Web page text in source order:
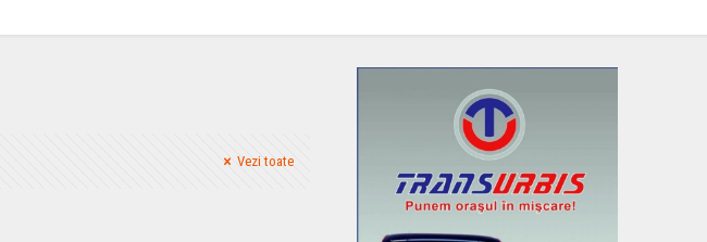
Vezi toate